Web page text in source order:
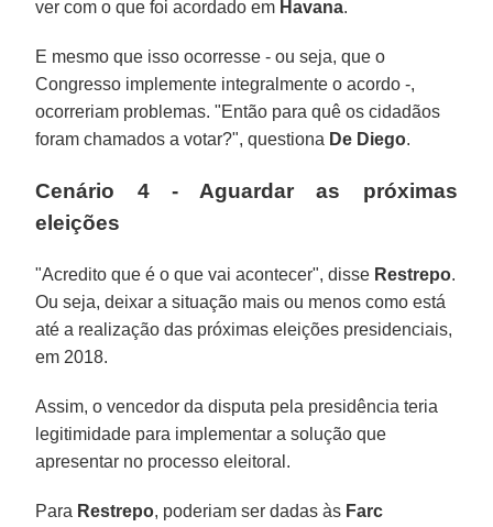
ver com o que foi acordado em Havana.
E mesmo que isso ocorresse - ou seja, que o
Congresso implemente integralmente o acordo -,
ocorreriam problemas. "Então para quê os cidadãos
foram chamados a votar?", questiona De Diego.
Cenário 4 - Aguardar as próximas
eleições
"Acredito que é o que vai acontecer", disse Restrepo.
Ou seja, deixar a situação mais ou menos como está
até a realização das próximas eleições presidenciais,
em 2018.
Assim, o vencedor da disputa pela presidência teria
legitimidade para implementar a solução que
apresentar no processo eleitoral.
Para Restrepo, poderiam ser dadas às Farc